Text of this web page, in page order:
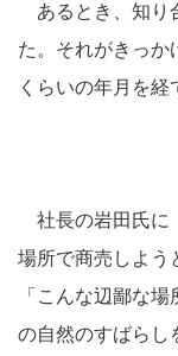
あるとき、知り
た。それがきっか
くらいの年月を経
社長の岩田氏に
場所で商売しよう
「こんな辺鄙な
の自然のすばらし